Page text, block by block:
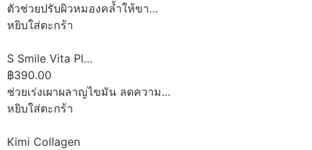
ตัวช่วยปรับผิวหมองคล้ำให้ขา…
หยิบใส่ตะกร้า
S Smile Vita Pl…
฿390.00
ช่วยเร่งเผาผลาญไขมัน ลดความ…
หยิบใส่ตะกร้า
Kimi Collagen